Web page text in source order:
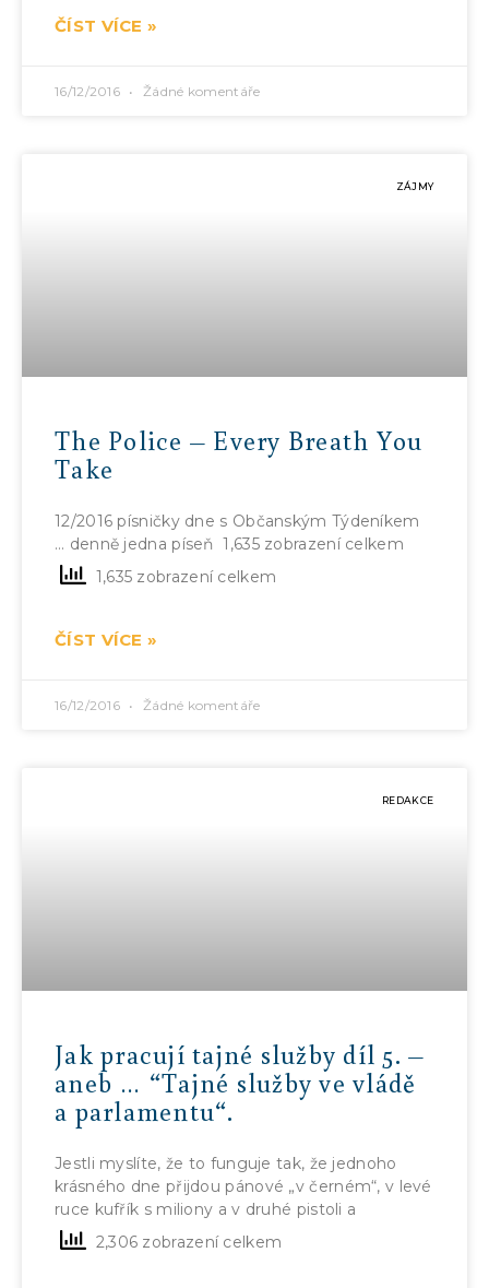
ČÍST VÍCE »
16/12/2016 Žádné komentáře
ZÁJMY
The Police – Every Breath You
Take
12/2016 písničky dne s Občanským Týdeníkem
… denně jedna píseň 1,635 zobrazení celkem
1,635 zobrazení celkem
ČÍST VÍCE »
16/12/2016 Žádné komentáře
REDAKCE
Jak pracují tajné služby díl 5. –
aneb … “Tajné služby ve vládě
a parlamentu“.
Jestli myslíte, že to funguje tak, že jednoho
krásného dne přijdou pánové „v černém“, v levé
ruce kufřík s miliony a v druhé pistoli a
2,306 zobrazení celkem